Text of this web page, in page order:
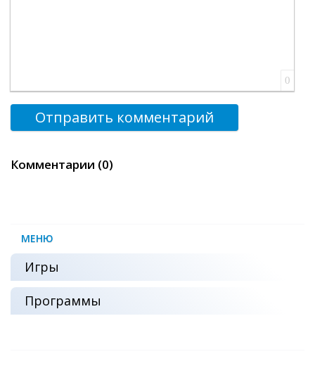
0
Отправить комментарий
Комментарии (0)
МЕНЮ
Игры
Программы